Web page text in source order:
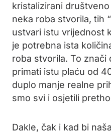
kristalizirani
neka roba stvorila, tih
ustvari istu vrijednost
je potrebna ista
roba stvorila. To znači
primati istu plaću od
duplo manje realne
smo svi i osjetili
Dakle, čak i kad bi